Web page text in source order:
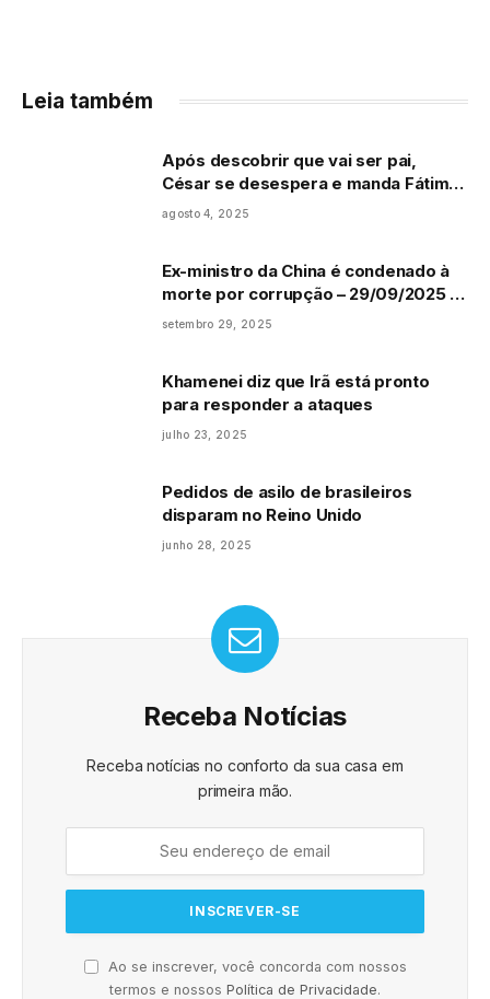
Leia também
Após descobrir que vai ser pai,
César se desespera e manda Fátima
interromper a gravidez
agosto 4, 2025
Ex-ministro da China é condenado à
morte por corrupção – 29/09/2025 –
Mundo
setembro 29, 2025
Khamenei diz que Irã está pronto
para responder a ataques
julho 23, 2025
Pedidos de asilo de brasileiros
disparam no Reino Unido
junho 28, 2025
Receba Notícias
Receba notícias no conforto da sua casa em
primeira mão.
Ao se inscrever, você concorda com nossos
termos e nossos Política de Privacidade.